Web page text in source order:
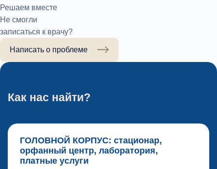
Решаем вместе
Не смогли
записаться к врачу?
Написать о проблеме
Как нас найти?
ГОЛОВНОЙ КОРПУС: стационар,
орфанный центр, лаборатория,
платные услуги